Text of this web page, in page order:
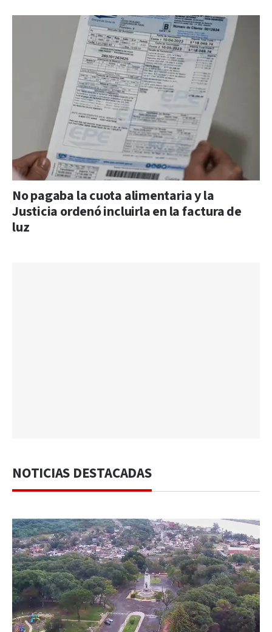
No pagaba la cuota alimentaria y la
Justicia ordenó incluirla en la factura de
luz
NOTICIAS DESTACADAS